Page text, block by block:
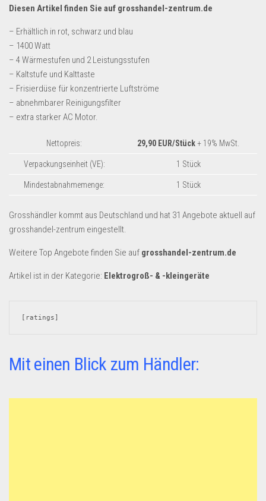
Münzen
Spielzeug & Games
Schuhe & Accessoires
Sport & Freizeit
Uhren & Schmuck
Wohnen & Einrichten
Restposten für Privatpersonen
eBay Restposten kaufen
Sonderposten-Angebote
Dropshipping-Produkte
Anmelden
Kostenlos Registrieren
Diesen Artikel finden Sie auf grosshandel-zentrum.de
– Erhältlich in rot, schwarz und blau
– 1400 Watt
– 4 Wärmestufen und 2 Leistungsstufen
– Kaltstufe und Kalttaste
– Frisierdüse für konzentrierte Luftströme
– abnehmbarer Reinigungsfilter
– extra starker AC Motor.
Nettopreis: 29,90 EUR/Stück+ 19% MwSt.
Verpackungseinheit (VE): 1 Stück
Mindestabnahmemenge: 1 Stück
Grosshändler kommt aus Deutschland und hat 31 Angebote aktuell auf
grosshandel-zentrum eingestellt.
Weitere Top Angebote finden Sie auf grosshandel-zentrum.de
Artikel ist in der Kategorie: Elektrogroß- & -kleingeräte
[ratings]
Mit einen Blick zum Händler: